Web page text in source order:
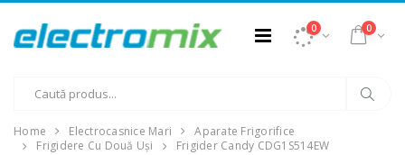
0 0
Home Electrocasnice Mari
Aparate Frigorifice
Frigidere Cu Două Uși
Frigider Candy CDG1S514EW